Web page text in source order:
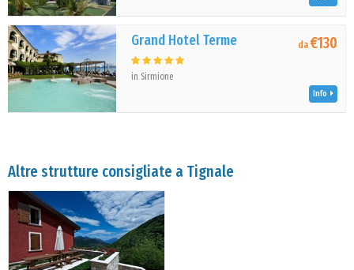
Grand Hotel Terme
in Sirmione
da€130
Info
Altre strutture consigliate a Tignale